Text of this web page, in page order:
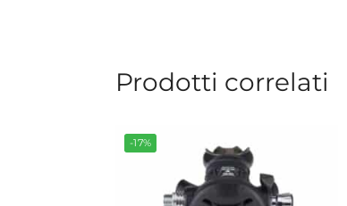
Prodotti correlati
-17%